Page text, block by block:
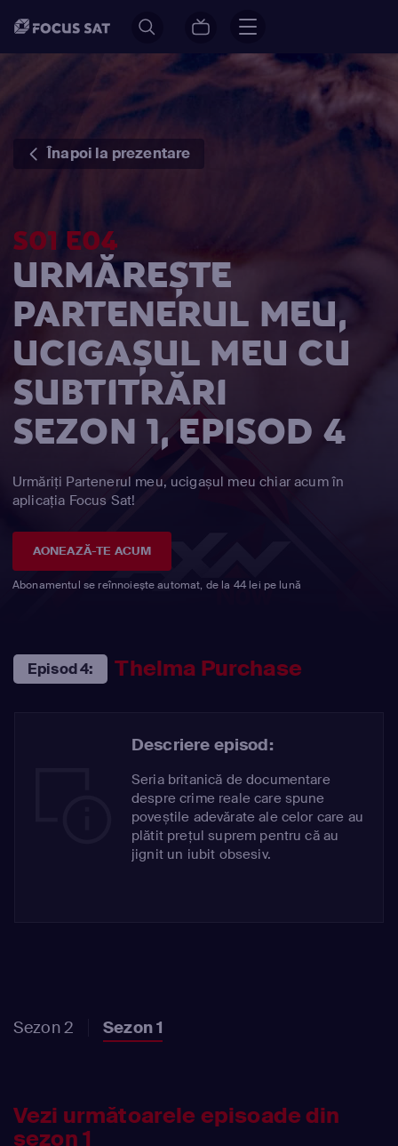
Înapoi la prezentare
S01 E04
URMĂREȘTE
PARTENERUL MEU,
UCIGAȘUL MEU CU
SUBTITRĂRI
SEZON 1, EPISOD 4
Urmăriți Partenerul meu, ucigașul meu chiar acum în
aplicația Focus Sat!
AONEAZĂ-TE ACUM
Abonamentul se reînnoiește automat, de la 44 lei pe lună
Episod 4: Thelma Purchase
Descriere episod:
Seria britanică de documentare
despre crime reale care spune
poveștile adevărate ale celor care au
plătit prețul suprem pentru că au
jignit un iubit obsesiv.
Sezon 2 Sezon 1
Vezi următoarele episoade din
sezon 1